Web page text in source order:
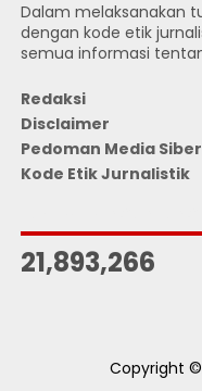
Dalam melaksanakan
dengan kode etik
semua informasi
Redaksi
Disclaimer
Pedoman Media Siber
Kode Etik Jurnalistik
21,893,266
Copyright